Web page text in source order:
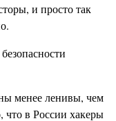
и просто так
менее ленивы, чем
что в России хакеры